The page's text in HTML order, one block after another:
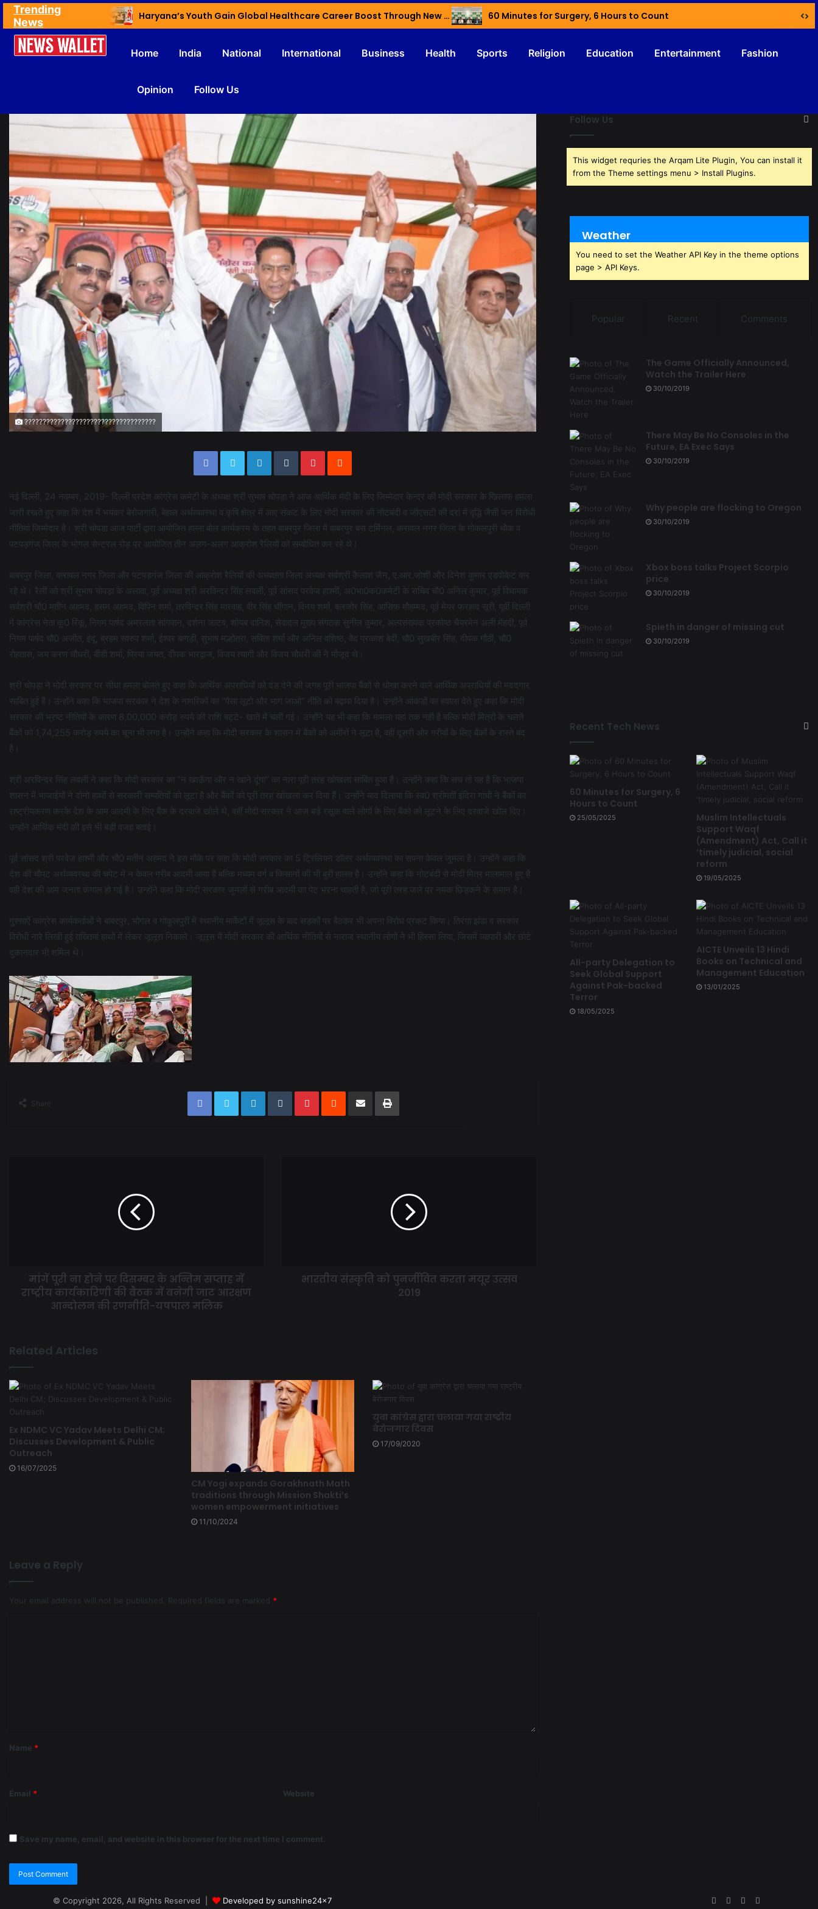
Trending
News
Haryana’s Youth Gain Global Healthcare Career Boost Through New Skilling Partnership 60 Minutes for Surgery, 6 Hours to Count
Home India National International Business Health Sports Religion Education Entertainment Fashion
Opinion Follow Us
????????????????????????????????????
नई दिल्ली, 24 नवम्बर, 2019- दिल्ली प्रदेश कांग्रेस कमेटी के अध्यक्ष श्री सुभाष चोपड़ा ने आज आर्थिक मंदी के लिए जिम्मेदार केन्द्र की मोदी सरकार के खिलाफ हमला
जारी रखते हुए कहा कि देश में भयंकर बेरोजगारी, बेहाल अर्थव्यवस्था व कृषि क्षेत्र में आए संकट के लिए मोदी सरकार की नोटबंदी व जीएसटी की दरां में वृद्धि जैसी जन विरोधी
नीतियां जिम्मेदार है। श्री चोपडा आज पार्टी द्वारा आयोजित हल्ला बोल कार्यक्रम के तहत बाबरपुर जिला में बाबरपुर बस टर्मिनल, करावल नगर जिला के गोकलपुरी चौक व
पटपड़गंज जिला के भोगल सेन्ट्रल रोड़ पर आयोजित तीन अलग-अलग आक्रोश रैलियों को सम्बोधित कर रहे थे।
बाबरपुर जिला, करावल नगर जिला और पटपड़गंज जिला की आक्रोश रैलियों की अध्यक्षता जिला अध्यक्ष सर्वश्री कैलाश जैन, ए.आर.जोशी और दिनेश कुमार एडवोकेट कर
रहे थे। रैली को श्री सुभाष चोपड़ा के अलावा, पूर्व अध्यक्ष श्री अरविन्दर सिंह लवली, पूर्व सांसद परवेज हाश्मी, अ0भा0क0कमेटी के सचिव चौ0 अनिल कुमार, पूर्व विधायक
सर्वश्री चौ0 मतीन अहमद, हसन अहमद, विपिन शर्मा, तरविन्दर सिंह मारवाह, वीर सिंह धींगान, विनय शर्मा, बलजोर सिंह, आसिफ मौहम्मद, पूर्व मेयर फरहाद सूरी, पूर्वी दिल्ली
में कांग्रेस नेता कु0 रिंकू, निगम पार्षद अमरलता सांगवान, दर्शना जाटव, शोयब दानिश, सेवादल मुख्य संगठक सुनील कुमार, अल्पसंख्यक प्रकोष्ठ चैयरमेन अली मेंहदी, पूर्व
निगम पार्षद चौ0 अजीत, इंदू, ब्रहम स्वरुप शर्मा, ईश्वर बागड़ी, सुभाष मल्होत्रा, सविता शर्मा और अनिल वशिष्ठ, वेद प्रकाश बेदी, चौ0 सुखबीर सिंह, दीपक गौठी, चौ0
रोहतास, जय करण चौधरी, बीडी शर्मा, प्रिया जंयत, दीपक भारद्वाज, विजय त्यागी और विजय चौधरी की ने मौजूद थे।
श्री चोपड़ा ने मोदी सरकार पर सीधा हमला बोलते हुए कहा कि आर्थिक अपराधियों को दंड देने की जगह पूरी भाजपा बैंकों से धोखा करने वाले आर्थिक अपराधियों की मददगार
साबित हुई है। उन्होंने कहा कि भाजपा सरकार ने देश के नागरिकों का ‘‘पैसा लूटो और भाग जाओ’’ नीति को बढ़ावा दिया है। उन्होंने आंकडों का हवाला देते हुए कहा कि मोदी
सरकार की भ्रष्ट नीतियों के कारण 8,00,000 करोड़ रुपये की राशि बट्टे- खाते में चली गई। उन्होंने यह भी कहा कि मामला यहां तक नही है बल्कि मोदी मित्रों के चलते
बैंकों को 1,74,255 करोड़ रुपये का चूना भी लगा है। उन्होंने कहा कि मोदी सरकार के शासन में बैंकों को अमीरों ने लूटा है, वहीं दूसरी ओर गरीबों के लिए बैंकों के रास्ते बंद
है।
श्री अरविन्दर सिंह लवली ने कहा कि मोदी सरकार का ‘‘न खाऊॅगा और न खाने दूंगा’’ का नारा पूरी तरह खोखला साबित हुआ है। उन्होंने कहा कि सच तो यह है कि भाजपा
शासन में भाजाईयों ने दोनो हाथों से सरकारी सम्पतियों को लूटा है और बैंकों को पूरी तरह खोखला कर दिया हैं। उन्होंने याद दिलाया कि स्व0 श्रीमती इंदिरा गांधी ने बैंकों का
राष्ट्रीयकरण करके देश के आम आदमी के लिए बैंक के दरवाजे खोले थे, वहीं मोदी सरकार ने आज बडे़ रसूक वाले लोगों के लिए बैंको को लूटने के लिए दरवाजे खोल दिए।
उन्होंने आर्थिक मंदी की इसे भी बड़ी वजह बताई।
पूर्व सांसद श्री परवेज़ हाश्मी और चौ0 मतीन अहमद ने इस मौके पर कहा कि मोदी सरकार का 5 ट्रिलियन डॉलर अर्थव्यवस्था का सपना केवल जुमला है। उन्होंने कहा कि
देश की चौपट अर्थव्यवस्था की चपेट में न केवल गरीब आदमी आया है बल्कि मध्यम वर्ग व किसानों की भी बुरी हालत है। उन्होंने कहा कि नोटबंदी से मोदी मित्र मालामाल हुए है
वही देश की आम जनता कंगाल हो गई है। उन्होंने कहा कि मोदी सरकार जुमलों से गरीब आदमी का पेट भरना चाहती है, जो पूरी तरह जले पर नमक छिड़कने के समान है।
गुस्साऐं कांग्रेस कार्यकर्ताओं ने बाबरपुर, भोगल व गोकुलपुरी में स्थानीय मार्केटों में जूलूस के बाद सड़कों पर बैठकर भी अपना विरोध प्रकट किया। तिरंगा झंडा व सरकार
विरोधी नारे लिखी हुई तख्तियां हाथों में लेकर जूलूस निकाले। जूलूस में मोदी सरकार की आर्थिक नीतियों से नाराज स्थानीय लोगों ने भी हिस्सा लिया, जिसमें व्यापारी और छोटे
दुकानदार भी शमिल थे।
Share
मांगें पूरी ना होने पर दिसम्बर के अन्तिम सप्ताह में
राष्ट्रीय कार्यकारिणी की बैठक में बनेगी जाट आरक्षण
आन्दोलन की रणनीति-यषपाल मलिक
भारतीय संस्कृति को पुनर्जीवित करता मयूर उत्सव
2019
Related Articles
Ex NDMC VC Yadav Meets Delhi CM;
Discusses Development & Public
Outreach
16/07/2025
CM Yogi expands Gorakhnath Math
traditions through Mission Shakti’s
women empowerment initiatives
11/10/2024
युवा कांग्रेस द्वारा चलाया गया राष्ट्रीय
बेरोजगार दिवस
17/09/2020
Leave a Reply
Your email address will not be published. Required fields are marked *
Name *
Email * Website
Save my name, email, and website in this browser for the next time I comment.
Follow Us
This widget requries the Arqam Lite Plugin, You can install it
from the Theme settings menu > Install Plugins.
Weather
You need to set the Weather API Key in the theme options
page > API Keys.
Popular Recent Comments
The Game Officially Announced,
Watch the Trailer Here
30/10/2019
There May Be No Consoles in the
Future, EA Exec Says
30/10/2019
Why people are flocking to Oregon
30/10/2019
Xbox boss talks Project Scorpio
price
30/10/2019
Spieth in danger of missing cut
30/10/2019
Recent Tech News
60 Minutes for Surgery, 6
Hours to Count
25/05/2025
Muslim Intellectuals
Support Waqf
(Amendment) Act, Call it
‘timely judicial, social
reform
19/05/2025
All-party Delegation to
Seek Global Support
Against Pak-backed
Terror
18/05/2025
AICTE Unveils 13 Hindi
Books on Technical and
Management Education
13/01/2025
© Copyright 2026, All Rights Reserved | Developed by sunshine24x7